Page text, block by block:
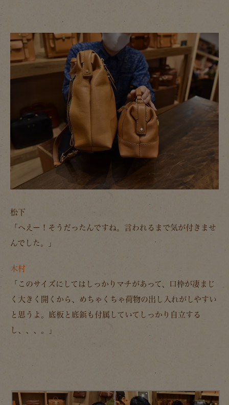
松下
「へえー！そうだったんですね。言われるまで気が付きませ
んでした。」
木村
「このサイズにしてはしっかりマチがあって、口枠が凄まじ
く大きく開くから、めちゃくちゃ荷物の出し入れがしやすい
と思うよ。底板と底鋲も付属していてしっかり自立する
し、、、。」